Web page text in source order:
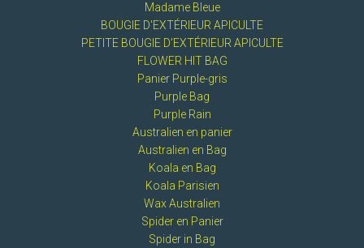
Madame Bleue
BOUGIE D'EXTÉRIEUR APICULTE
PETITE BOUGIE D’EXTÉRIEUR APICULTE
FLOWER HIT BAG
Panier Purple-gris
Purple Bag
Purple Rain
Australien en panier
Australien en Bag
Koala en Bag
Koala Parisien
Wax Australien
Spider en Panier
Spider in Bag